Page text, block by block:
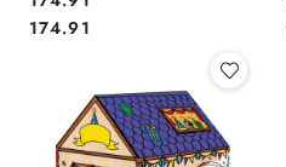
Cena:
174.91